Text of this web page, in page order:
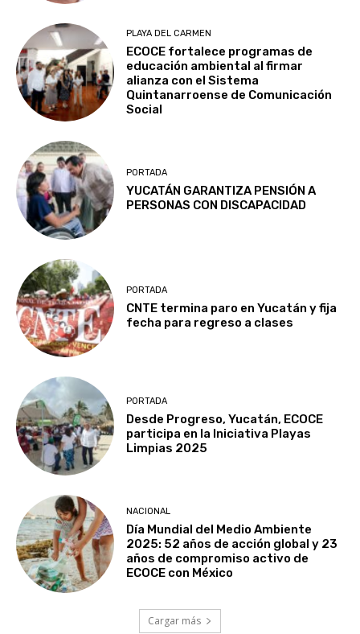
PLAYA DEL CARMEN
ECOCE fortalece programas de
educación ambiental al firmar
alianza con el Sistema
Quintanarroense de Comunicación
Social
PORTADA
YUCATÁN GARANTIZA PENSIÓN A
PERSONAS CON DISCAPACIDAD
PORTADA
CNTE termina paro en Yucatán y fija
fecha para regreso a clases
PORTADA
Desde Progreso, Yucatán, ECOCE
participa en la Iniciativa Playas
Limpias 2025
NACIONAL
Día Mundial del Medio Ambiente
2025: 52 años de acción global y 23
años de compromiso activo de
ECOCE con México
Cargar más